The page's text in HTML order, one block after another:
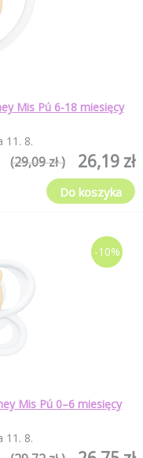
Mis Pú 6-18 miesięcy
11 . 8.
26,19 zł
(29,09 zł )
Do koszyka
-10%
Mis Pú 0–6 miesięcy
11 . 8.